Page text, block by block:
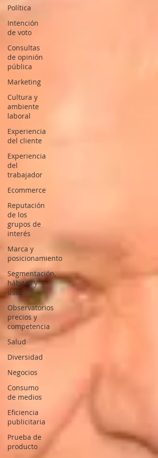
Política
Intención
de voto
Consultas
de opinión
pública
Marketing
Cultura y
ambiente
laboral
Experiencia
del cliente
Experiencia
del
trabajador
Ecommerce
Reputación
de los
grupos de
interés
Marca y
posicionamiento
Segmentación,
hábitos y
usos
Observatorios
precios y
competencia
Salud
Diversidad
Negocios
Consumo
de medios
Eficiencia
publicitaria
Prueba de
producto